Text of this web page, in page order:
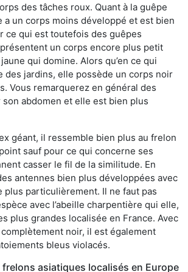
des tâches roux. Quant à la guêpe
a un corps moins développé et est bien
ce qui est toutefois des guêpes
un corps encore plus petit
qui domine. Alors qu’en ce qui
des jardins, elle possède un corps noir
Vous remarquerez en général des
abdomen et elle est bien plus
géant, il ressemble bien plus au frelon
sauf pour ce qui concerne ses
casser le fil de la similitude. En
antennes bien plus développées avec
plus particulièrement. Il ne faut pas
avec l’abeille charpentière qui elle,
plus grandes localisée en France. Avec
noir, il est également
bleus violacés.
asiatiques localisés en Europe